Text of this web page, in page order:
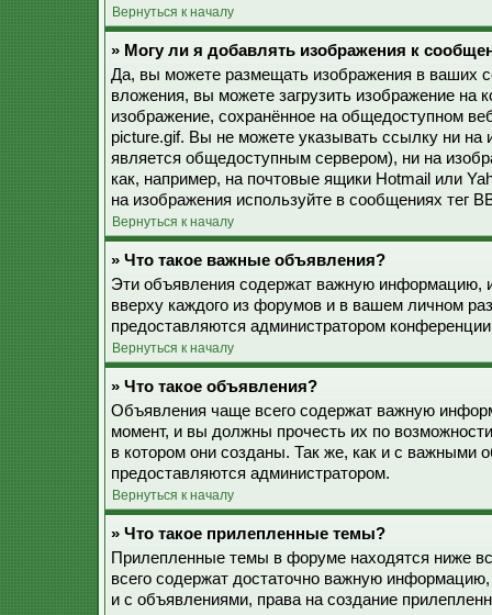
Вернуться к началу
» Могу ли я добавлять изображения к
Да, вы можете размещать изображения в ваших
вложения, вы можете загрузить изображение
изображение, сохранённое на общедоступном
picture.gif. Вы не можете указывать ссылку ни
является общедоступным сервером), ни на
как, например, на почтовые ящики Hotmail или
на изображения используйте в сообщениях тег
Вернуться к началу
» Что такое важные объявления?
Эти объявления содержат важную информацию,
вверху каждого из форумов и в вашем личном
предоставляются администратором
Вернуться к началу
» Что такое объявления?
Объявления чаще всего содержат важную
момент, и вы должны прочесть их по
в котором они созданы. Так же, как и с важными
предоставляются администратором.
Вернуться к началу
» Что такое прилепленные темы?
Прилепленные темы в форуме находятся ниже
всего содержат достаточно важную
и с объявлениями, права на создание